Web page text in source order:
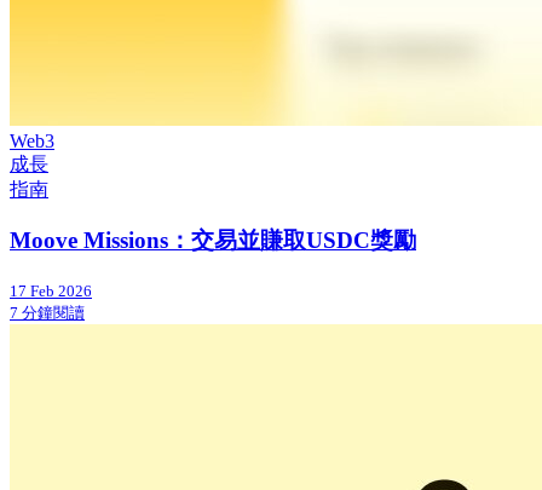
Web3
成長
指南
Moove Missions：交易並賺取USDC獎勵
17 Feb 2026
7 分鐘閱讀